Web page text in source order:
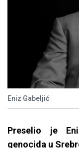
Eniz Gabeljić
Preselio je
genocida u